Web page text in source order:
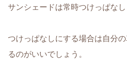
サンシェードは常時つけっぱなし
つけっぱなしにする場合は自分
るのがいいでしょう。